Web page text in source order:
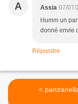
A Assia 07/07/
Humm un
donné envie
Répondre
<